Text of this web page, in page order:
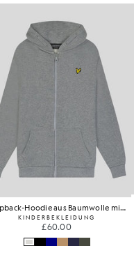
Loopback-Hoodie aus Baumwolle mit durchgehendem Reißverschluss
KINDERBEKLEIDUNG
£60.00